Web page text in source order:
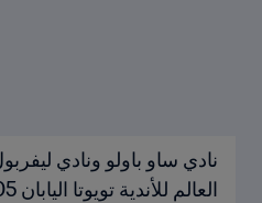
نادي ساو باولو ونادي
العالم للأندية تويوتا اليابان 2005 | فيديو ملخص